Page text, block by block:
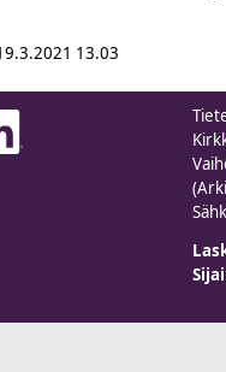
13.03